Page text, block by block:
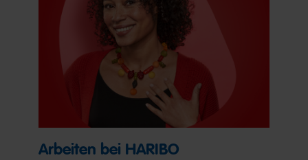
Arbeiten bei HARIBO